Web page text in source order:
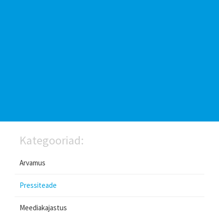
Kategooriad:
Arvamus
Pressiteade
Meediakajastus